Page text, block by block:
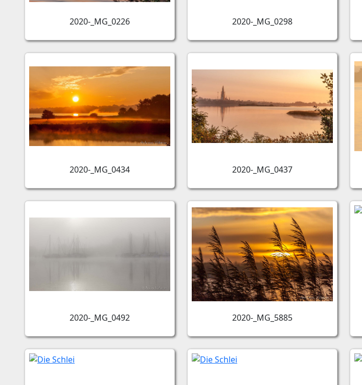
2020-_MG_0226 2020-_MG_0298
2020-_MG_0434 2020-_MG_0437
2020-_MG_0492 2020-_MG_5885